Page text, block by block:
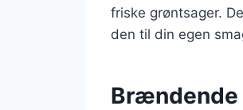
friske grøntsager.
den til din egen